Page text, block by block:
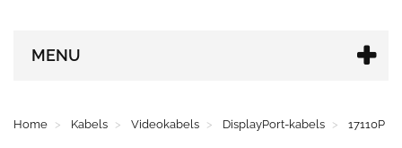
MENU
Home Kabels Videokabels DisplayPort-kabels 17110P